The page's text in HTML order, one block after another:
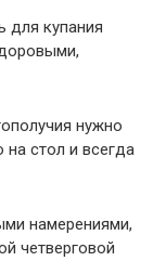
для купания
нужно
на стол и всегда
намерениями,
четверговой